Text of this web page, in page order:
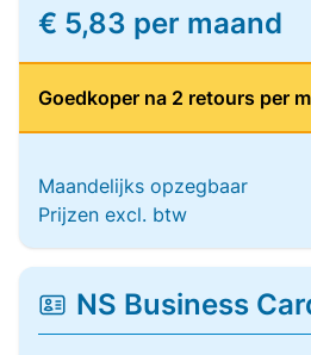
€ 5,83 per maand
Goedkoper na 2 retours per
Maandelijks opzegbaar
Prijzen excl. btw
NS Business